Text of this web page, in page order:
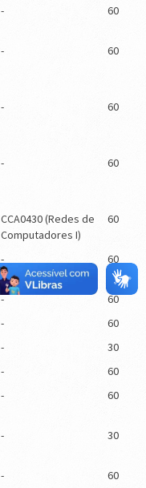
- 60
- 60
- 60
- 60
CCA0430 (Redes de
Computadores I)
60
- 60
-
60
-
60
-
30
-
60
- 60
- 30
-
60